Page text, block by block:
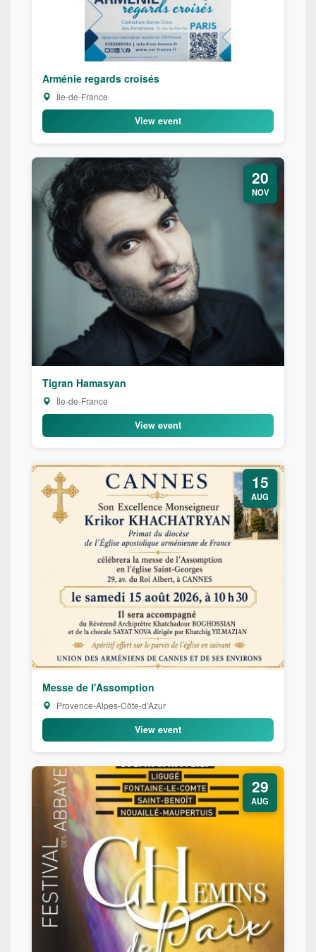
Arménie regards croisés
Île-de-France
View event
20
NOV
Tigran Hamasyan
Île-de-France
View event
15
AUG
Messe de l'Assomption
Provence-Alpes-Côte-d’Azur
View event
29
AUG